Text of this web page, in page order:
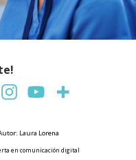
Laura Lorena
en comunicación digital